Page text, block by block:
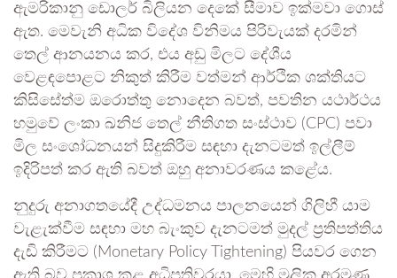
ඇමරිකානු ඩොලර් බිලියන දෙකේ සීමාව ඉක්මවා ගොස්
ඇත. මෙවැනි අධික විදේශ විනිමය පිරිවැයක් දරමින්
තෙල් ආනයනය කර, එය අඩු මිලට දේශීය
වෙළඳපොළට නිකුත් කිරීම වත්මන් ආර්ථික ශක්තියට
කිසිසේත්ම ඔරොත්තු නොදෙන බවත්, පවතින යථාර්ථය
හමුවේ ලංකා ඛනිජ තෙල් නීතිගත සංස්ථාව (CPC) පවා
මිල සංශෝධනයන් සිදුකිරීම සඳහා දැනටමත් ඉල්ලීම්
ඉදිරිපත් කර ඇති බවත් ඔහු අනාවරණය කළේය.
නුදුරු අනාගතයේදී උද්ධමනය පාලනයෙන් ගිලිහී යාම
වැළැක්වීම සඳහා මහ බැංකුව දැනටමත් මුදල් ප්‍රතිපත්තිය
දැඩි කිරීමට (Monetary Policy Tightening) පියවර ගෙන